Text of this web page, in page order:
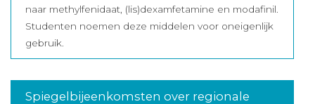
naar methylfenidaat, (lis)dexamfetamine en modafinil.
Studenten noemen deze middelen voor oneigenlijk
gebruik.
Spiegelbijeenkomsten over regionale